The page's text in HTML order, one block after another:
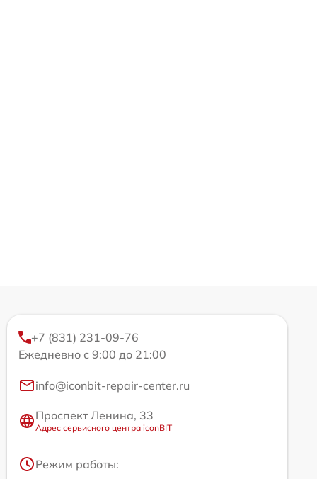
+7 (831) 231-09-76
Ежедневно с 9:00 до 21:00
info@iconbit-repair-center.ru
Проспект Ленина, 33
Адрес сервисного центра iconBIT
Режим работы: